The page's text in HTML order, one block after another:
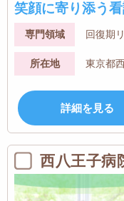
笑顔に寄り添う
専門領域 回復期
所在地 東京都
詳細を見る
西八王子病